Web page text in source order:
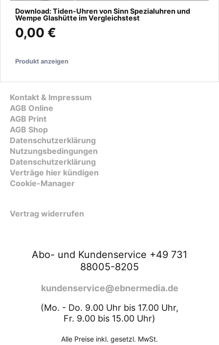
Download: Tiden-Uhren von Sinn Spezialuhren und
Wempe Glashütte im Vergleichstest
0,00 €
Produkt anzeigen
Kontakt & Impressum
AGB Online
AGB Print
AGB Shop
Datenschutzerklärung
Nutzungsbedingungen
Datenschutzerklärung
Verträge hier kündigen
Cookie-Manager
Vertrag widerrufen
Abo- und Kundenservice +49 731
88005-8205
kundenservice@ebnermedia.de
(Mo. - Do. 9.00 Uhr bis 17.00 Uhr,
Fr. 9.00 bis 15.00 Uhr)
Alle Preise inkl. gesetzl. MwSt.